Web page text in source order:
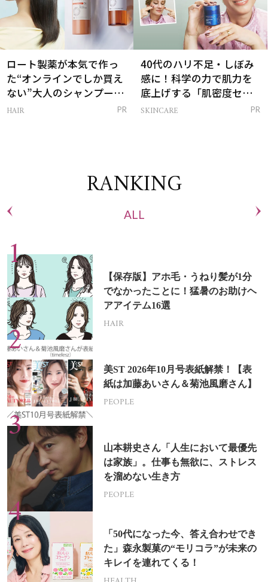
ロート製薬が本気で作っ
た“オンラインでしか買え
ない”大人のシャンプー＆
トリートメントって？
HAIR PR
40代のハリ不足・しぼみ
感に！科学の力で肌力を
底上げする「肌密度セラ
ム」
SKINCARE PR
RANKING
ALL
【保存版】アホ毛・うねり髪が1分
でなかったことに！猛暑のお助けヘ
アアイテム16選
HAIR
美ST 2026年10月号表紙解禁！【表
紙は加藤あいさん＆菊池風磨さん】
PEOPLE
山本耕史さん「人生において最優先
は家族」。仕事も無欲に、ストレス
を溜めない生き方
PEOPLE
「50代になった今、答え合わせでき
た」森永製菓の“モリコラ”が未来の
キレイを連れてくる！